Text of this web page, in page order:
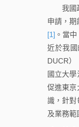
我國政
申請，
[1] 。當
近於我國
DUCR）
國立大
促進東京
識，針對
及業務範